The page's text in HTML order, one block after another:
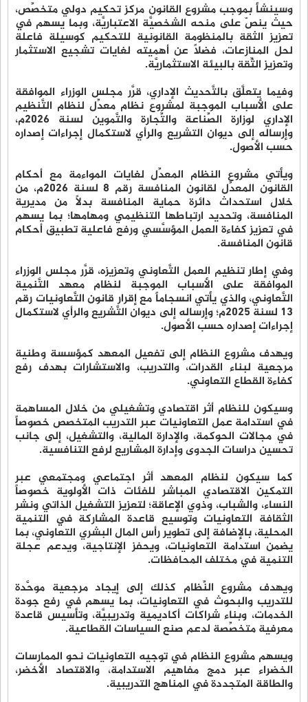
وسينشأ بموجب مشروع القانون مركز تحكيم دولي متخصِّص،
حيث ينصّ على منحه الشخصيَّة الاعتباريَّة، وبما يسهم في
تعزيز الثقة بالمنظومة القانونية للتحكيم كوسيلة فاعلة
لحل المنازعات، فضلاً عن أهميته لغايات تشجيع الاستثمار
وتعزيز الثِّقة بالبيئة الاستثماريَّة.
وفيما يتعلَّق بالتَّحديث الإداري، قرَّر مجلس الوزراء الموافقة
على الأسباب الموجبة لمشروع نظام معدِّل لنظام التَّنظيم
الإداري لوزارة الصِّناعة والتِّجارة والتَّموين لسنة 2026م،
وإرساله إلى ديوان التشريع والرأي لاستكمال إجراءات إصداره
حسب الأصول.
ويأتي مشروع النظام المعدِّل لغايات المواءمة مع أحكام
القانون المعدِّل لقانون المنافسة رقم 8 لسنة 2026م، من
خلال استحداث دائرة حماية المنافسة بدلاً من مديرية
المنافسة، وتحديد ارتباطها التنظيمي ومهامها؛ بما يسهم
في تعزيز كفاءة العمل المؤسَّسي ورفع فاعلية تطبيق أحكام
قانون المنافسة.
وفي إطار تنظيم العمل التَّعاوني وتعزيزه، قرَّر مجلس الوزراء
الموافقة على الأسباب الموجبة لنظام معهد التَّنمية
التَّعاوني، والذي يأتي انسجاماً مع إقرار قانون التَّعاونيات رقم
13 لسنة 2025م؛ وإرساله إلى ديوان التَّشريع والرأي لاستكمال
إجراءات إصداره حسب الأصول.
ويهدف مشروع النظام إلى تفعيل المعهد كمؤسسة وطنية
مرجعية لبناء القدرات، والتدريب، والاستشارات بهدف رفع
كفاءة القطاع التعاوني.
وسيكون للنظام أثر اقتصادي وتشغيلي من خلال المساهمة
في استدامة عمل التعاونيات عبر التدريب المتخصص خصوصاً
في مجالات الحوكمة، والإدارة المالية، والتشغيل، إلى جانب
تحسين دراسات الجدوى وإدارة المشاريع لرفع التنافسية.
كما سيكون لنظام المعهد أثر اجتماعي ومجتمعي عبر
التمكين الاقتصادي المباشر للفئات ذات الأولوية خصوصاً
النساء، والشباب، وذوي الإعاقة؛ لتعزيز التشغيل الذاتي ونشر
الثقافة التعاونيات وتوسيع قاعدة المشاركة في التنمية
المحلية، بالإضافة إلى تطوير رأس المال البشري التعاوني، بما
يضمن استدامة التعاونيات، ويحفز الإنتاجية، ويدعم عجلة
التنمية في مختلف المحافظات.
ويهدف مشروع النِّظام كذلك إلى إيجاد مرجعية موحَّدة
للتدريب والبحوث في التعاونيات، بما يسهم في رفع جودة
الخدمات، وبناء شراكات أكاديمية وتدريبيَّة، وتأسيس قاعدة
معرفية متخصِّصة لدعم صنع السياسات القطاعية.
ويسهم مشروع النظام في توجيه التعاونيات نحو الممارسات
الخضراء عبر دمج مفاهيم الاستدامة، والاقتصاد الأخضر،
والطاقة المتجددة في المناهج التدريبية.